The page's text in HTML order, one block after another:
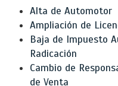
Alta de Automotor
Ampliación de
Baja de Impuesto
Radicación
Cambio de
de Venta